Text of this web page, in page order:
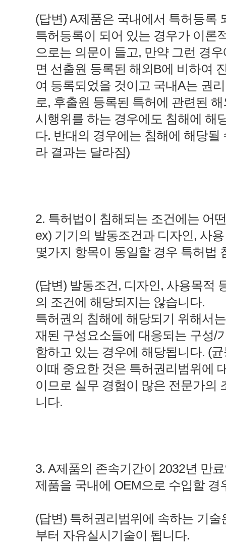
(답변) A제품은 국내에서 특허등록
특허등록이 되어 있는 경우가 이론
으로는 의문이 들고, 만약 그런 경
면 선출원 등록된 해외B에 비하여
여 등록되었을 것이고 국내A는 권
로, 후출원 등록된 특허에 관련된
시행위를 하는 경우에도 침해에 해
다. 반대의 경우에는 침해에 해당
라 결과는 달라짐)
2. 특허법이 침해되는 조건에는 어
ex) 기기의 발동조건과 디자인, 사
몇가지 항목이 동일할 경우 특허법
(답변) 발동조건, 디자인, 사용목적
의 조건에 해당되지는 않습니다.
특허권의 침해에 해당되기 위해서
재된 구성요소들에 대응되는 구성/
함하고 있는 경우에 해당됩니다. (
이때 중요한 것은 특허권리범위에
이므로 실무 경험이 많은 전문가의
니다.
3. A제품의 존속기간이 2032년 만
제품을 국내에 OEM으로 수입할
(답변) 특허권리범위에 속하는 기
부터 자유실시기술이 됩니다.